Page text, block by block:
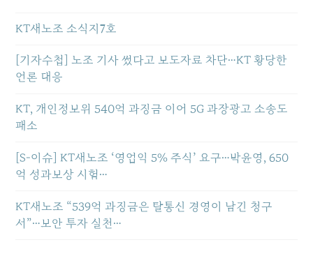
KT새노조 소식지7호
[기자수첩] 노조 기사 썼다고 보도자료 차단…KT 황당한
언론 대응
KT, 개인정보위 540억 과징금 이어 5G 과장광고 소송도
패소
[S-이슈] KT새노조 ‘영업익 5% 주식’ 요구…박윤영, 650
억 성과보상 시험…
KT새노조 “539억 과징금은 탈통신 경영이 남긴 청구
서”…보안 투자 실천…